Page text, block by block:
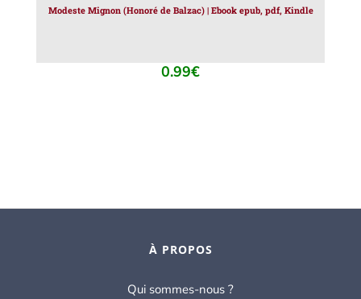
Modeste Mignon (Honoré de Balzac) | Ebook epub, pdf, Kindle
0.99€
À PROPOS
Qui sommes-nous ?